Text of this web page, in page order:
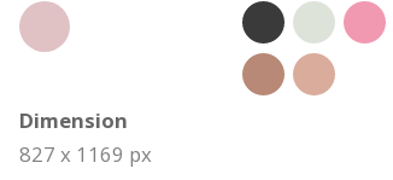
Dimension
827 x 1169 px